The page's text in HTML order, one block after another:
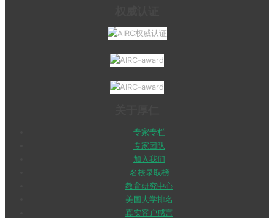
专家专栏
专家团队
加入我们
名校录取榜
教育研究中心
美国大学排名
真实客户感言